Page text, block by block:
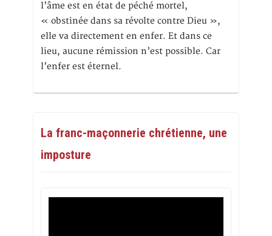
l’âme est en état de péché mortel,
« obstinée dans sa révolte contre Dieu »,
elle va directement en enfer. Et dans ce
lieu, aucune rémission n’est possible. Car
l’enfer est éternel.
La franc-maçonnerie chrétienne, une
imposture